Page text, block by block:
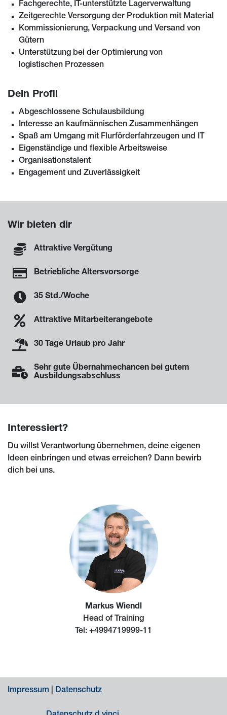
Fachgerechte, IT-unterstützte Lagerverwaltung
Zeitgerechte Versorgung der Produktion mit Material
Kommissionierung, Verpackung und Versand von
Gütern
Unterstützung bei der Optimierung von
logistischen Prozessen
Dein Profil
Abgeschlossene Schulausbildung
Interesse an kaufmännischen Zusammenhängen
Spaß am Umgang mit Flurförderfahrzeugen und IT
Eigenständige und flexible Arbeitsweise
Organisationstalent
Engagement und Zuverlässigkeit
Wir bieten dir
Attraktive Vergütung
Betriebliche Altersvorsorge
35 Std./Woche
Attraktive Mitarbeiterangebote
30 Tage Urlaub pro Jahr
Sehr gute Übernahmechancen bei gutem
Ausbildungsabschluss
Interessiert?
Du willst Verantwortung übernehmen, deine eigenen
Ideen einbringen und etwas erreichen? Dann bewirb
dich bei uns.
Markus Wiendl
Head of Training
Tel: +4994719999-11
Impressum Datenschutz